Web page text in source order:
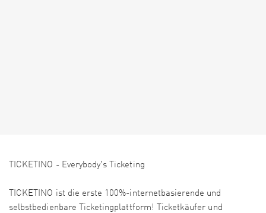
TICKETINO - Everybody's Ticketing
TICKETINO ist die erste 100%-internetbasierende und
selbstbedienbare Ticketingplattform! Ticketkäufer und